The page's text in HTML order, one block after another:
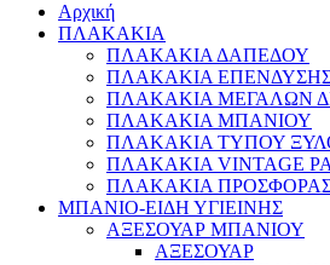
Αρχική
ΠΛΑΚΑΚΙΑ
ΠΛΑΚΑΚΙΑ ΔΑΠΕΔΟΥ
ΠΛΑΚΑΚΙΑ
ΠΛΑΚΑΚΙΑ ΜΕΓΑΛΩΝ
ΠΛΑΚΑΚΙΑ ΜΠΑΝΙΟΥ
ΠΛΑΚΑΚΙΑ ΤΥΠΟΥ
ΠΛΑΚΑΚΙΑ VINTAGE
ΠΛΑΚΑΚΙΑ
ΜΠΑΝΙΟ-ΕΙΔΗ ΥΓΙΕΙΝΗΣ
ΑΞΕΣΟΥΑΡ ΜΠΑΝΙΟΥ
ΑΞΕΣΟΥΑΡ